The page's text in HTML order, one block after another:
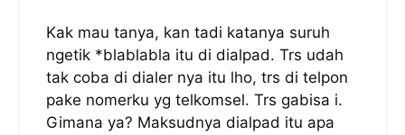
Kak mau tanya, kan tadi katanya suruh
ngetik *blablabla itu di dialpad. Trs udah
tak coba di dialer nya itu lho, trs di telpon
pake nomerku yg telkomsel. Trs gabisa i.
Gimana ya? Maksudnya dialpad itu apa